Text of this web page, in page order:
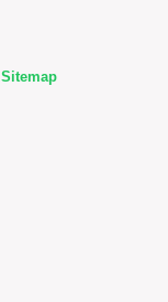
Sitemap